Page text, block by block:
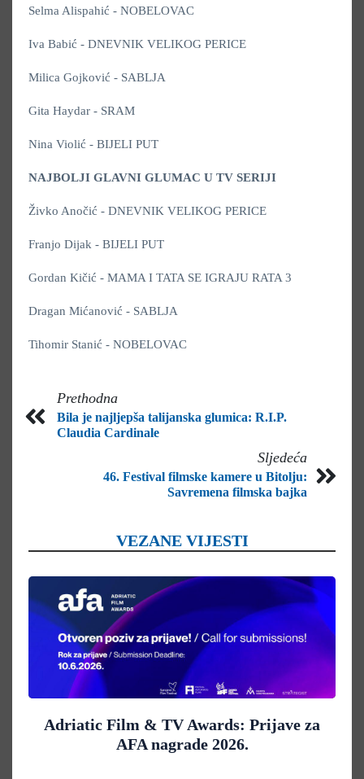
Selma Alispahić - NOBELOVAC
Iva Babić - DNEVNIK VELIKOG PERICE
Milica Gojković - SABLJA
Gita Haydar - SRAM
Nina Violić - BIJELI PUT
NAJBOLJI GLAVNI GLUMAC U TV SERIJI
Živko Anočić - DNEVNIK VELIKOG PERICE
Franjo Dijak - BIJELI PUT
Gordan Kičić - MAMA I TATA SE IGRAJU RATA 3
Dragan Mićanović - SABLJA
Tihomir Stanić - NOBELOVAC
Prethodna
Bila je najljepša talijanska glumica: R.I.P.
Claudia Cardinale
Sljedeća
46. Festival filmske kamere u Bitolju:
Savremena filmska bajka
VEZANE VIJESTI
Adriatic Film & TV Awards: Prijave za
AFA nagrade 2026.